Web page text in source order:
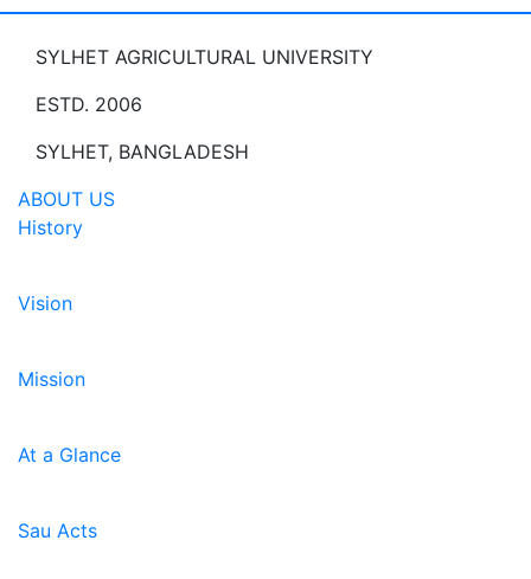
SYLHET AGRICULTURAL UNIVERSITY
ESTD. 2006
SYLHET, BANGLADESH
ABOUT US
History
Vision
Mission
At a Glance
Sau Acts